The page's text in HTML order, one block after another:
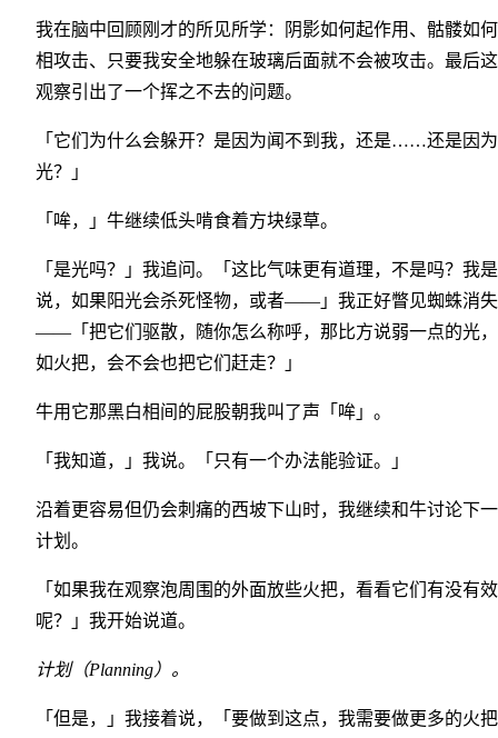
我在脑中回顾刚才的所见所学：阴影如何起作用、骷髅如
相攻击、只要我安全地躲在玻璃后面就不会被攻击。最后
观察引出了一个挥之不去的问题。
「它们为什么会躲开？是因为闻不到我，还是……还是因为
光？」
「哞，」牛继续低头啃食着方块绿草。
「是光吗？」我追问。「这比气味更有道理，不是吗？我是
说，如果阳光会杀死怪物，或者——」我正好瞥见蜘蛛消
——「把它们驱散，随你怎么称呼，那比方说弱一点的光
如火把，会不会也把它们赶走？」
牛用它那黑白相间的屁股朝我叫了声「哞」。
「我知道，」我说。「只有一个办法能验证。」
沿着更容易但仍会刺痛的西坡下山时，我继续和牛讨论下
计划。
「如果我在观察泡周围的外面放些火把，看看它们有没有
呢？」我开始说道。
计划（Planning）。
「但是，」我接着说，「要做到这点，我需要做更多的火